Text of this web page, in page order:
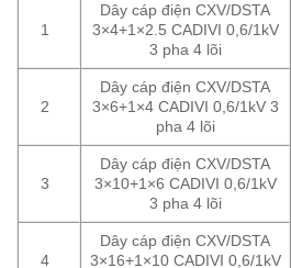
1
Dây cáp điện CXV/DSTA
3×4+1×2.5 CADIVI 0,6/1kV
3 pha 4 lõi
2
Dây cáp điện CXV/DSTA
3×6+1×4 CADIVI 0,6/1kV 3
pha 4 lõi
3
Dây cáp điện CXV/DSTA
3×10+1×6 CADIVI 0,6/1kV
3 pha 4 lõi
4
Dây cáp điện CXV/DSTA
3×16+1×10 CADIVI 0,6/1kV